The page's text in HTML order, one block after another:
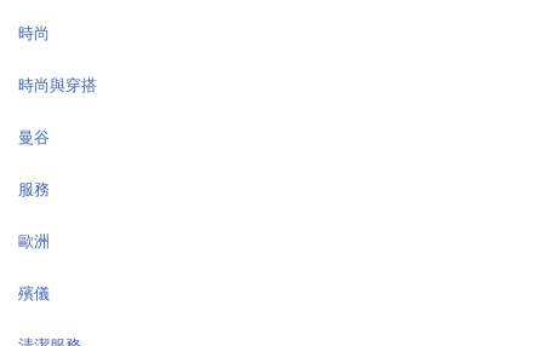
時尚
時尚與穿搭
曼谷
服務
歐洲
殯儀